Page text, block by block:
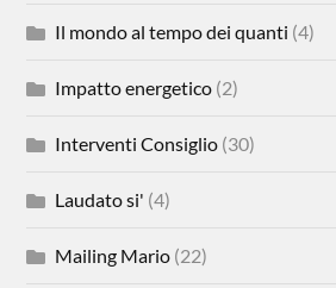
Il mondo al tempo dei quanti (4)
Impatto energetico (2)
Interventi Consiglio (30)
Laudato si' (4)
Mailing Mario (22)